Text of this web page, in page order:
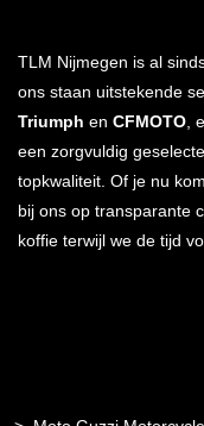
TLM Nijmegen is al
ons staan uitstekende
Triumph en CFMOTO ,
een zorgvuldig
topkwaliteit. Of je nu
bij ons op transparante
koffie terwijl we de tijd